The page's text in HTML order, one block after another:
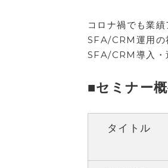
コロナ禍でも業
SFA/CRM運用の
SFA/CRM導入・
■セミナー
タイトル